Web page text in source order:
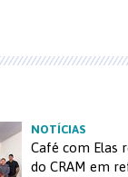
NOTÍCIAS
Café com Elas
do CRAM em